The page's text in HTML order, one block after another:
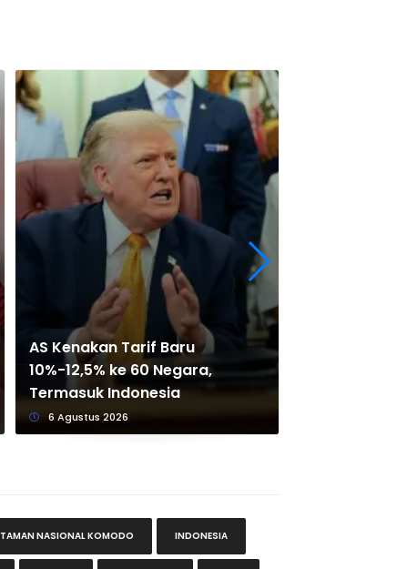
AS Kenakan Tarif Baru
10%-12,5% ke 60 Negara,
Termasuk Indonesia
6 Agustus 2026
TAMAN NASIONAL KOMODO INDONESIA